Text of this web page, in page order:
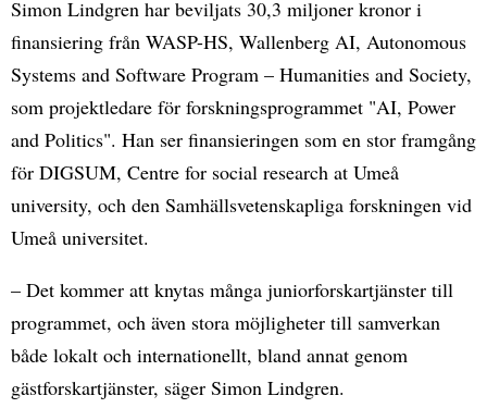
Simon Lindgren har beviljats 30,3 miljoner kronor i
finansiering från WASP-HS, Wallenberg AI, Autonomous
Systems and Software Program – Humanities and Society,
som projektledare för forskningsprogrammet "AI, Power
and Politics". Han ser finansieringen som en stor framgång
för DIGSUM, Centre for social research at Umeå
university, och den Samhällsvetenskapliga forskningen vid
Umeå universitet.
– Det kommer att knytas många juniorforskartjänster till
programmet, och även stora möjligheter till samverkan
både lokalt och internationellt, bland annat genom
gästforskartjänster, säger Simon Lindgren.